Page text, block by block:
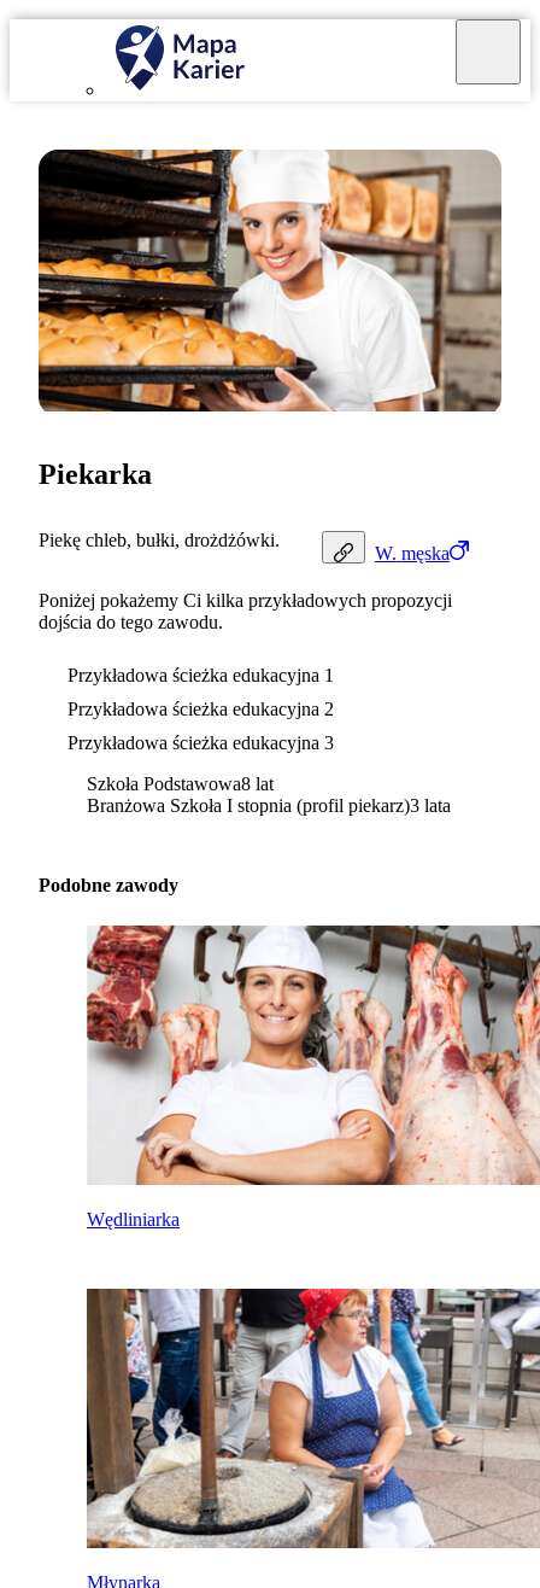
W. męska
Piekarka
Piekę chleb, bułki, drożdżówki.
Poniżej pokażemy Ci kilka przykładowych propozycji
dojścia do tego zawodu.
Przykładowa ścieżka edukacyjna 1
Przykładowa ścieżka edukacyjna 2
Przykładowa ścieżka edukacyjna 3
Szkoła Podstawowa8 lat
Branżowa Szkoła I stopnia (profil piekarz)3 lata
Podobne zawody
Wędliniarka
Młynarka